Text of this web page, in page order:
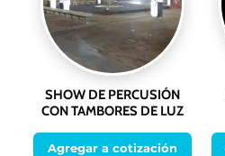
SHOW DE PERCUSIÓN
CON TAMBORES DE LUZ
Agregar a cotización